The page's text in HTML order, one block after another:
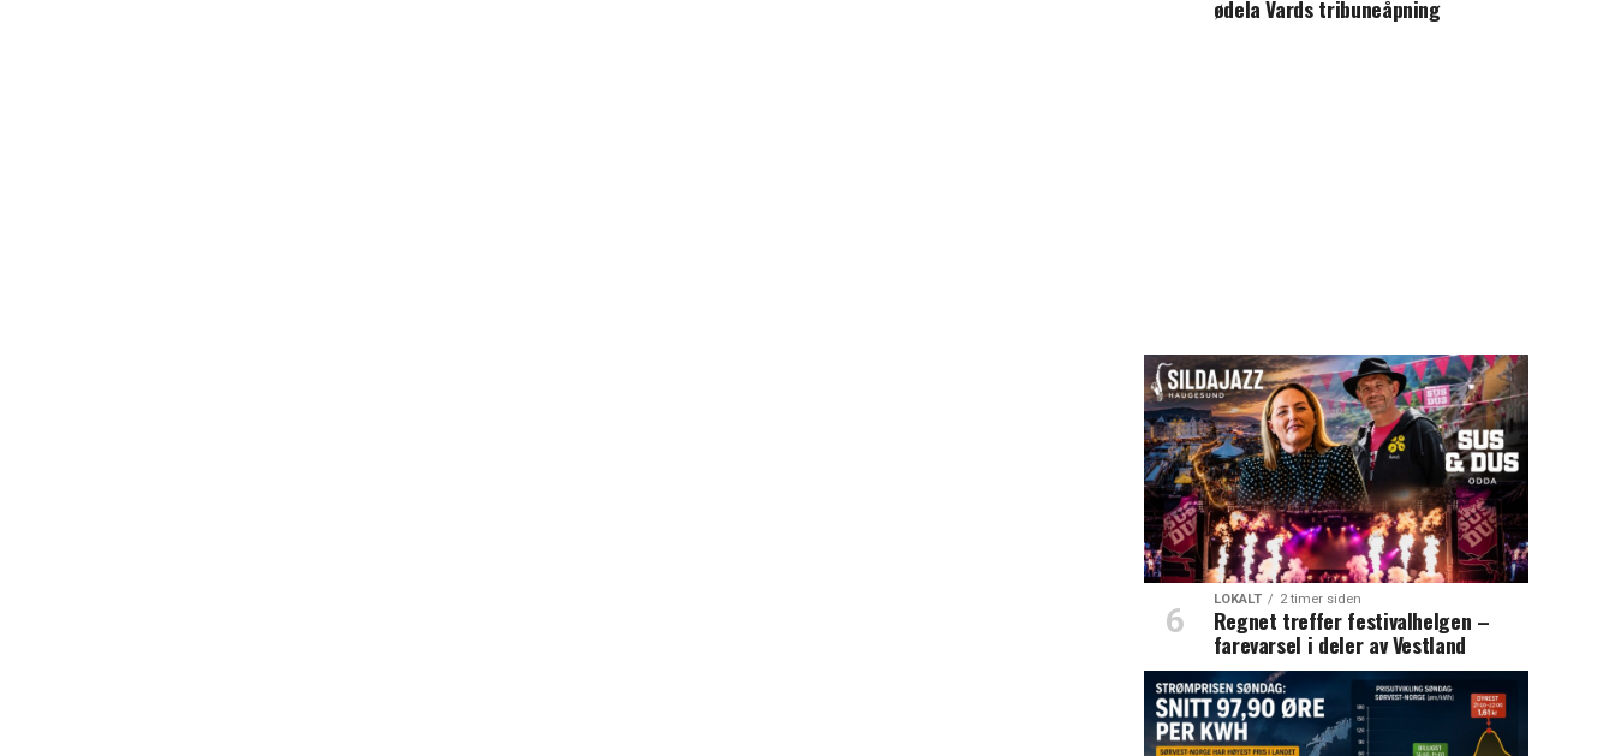
ødela Vards tribuneåpning
LOKALT 2 timer siden
Regnet treffer festivalhelgen –
farevarsel i deler av Vestland